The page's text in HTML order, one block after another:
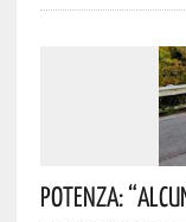
Potenza: